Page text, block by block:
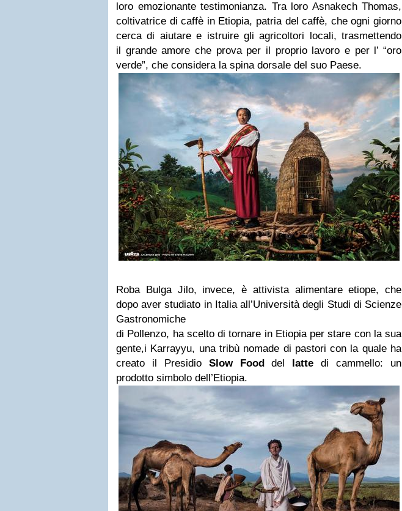
loro emozionante testimonianza. Tra loro Asnakech Thomas,
coltivatrice di caffè in Etiopia, patria del caffè, che ogni giorno
cerca di aiutare e istruire gli agricoltori locali, trasmettendo
il grande amore che prova per il proprio lavoro e per l’ “oro
verde”, che considera la spina dorsale del suo Paese.
Roba Bulga Jilo, invece, è attivista alimentare etiope, che
dopo aver studiato in Italia all’Università degli Studi di Scienze
Gastronomiche
di Pollenzo, ha scelto di tornare in Etiopia per stare con la sua
gente,i Karrayyu, una tribù nomade di pastori con la quale ha
creato il Presidio Slow Fooddel latte di cammello: un
prodotto simbolo dell’Etiopia.